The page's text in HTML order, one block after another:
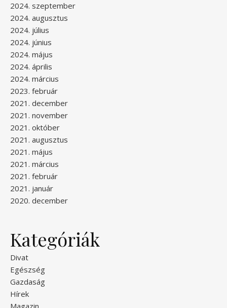
2024. szeptember
2024. augusztus
2024. július
2024. június
2024. május
2024. április
2024. március
2023. február
2021. december
2021. november
2021. október
2021. augusztus
2021. május
2021. március
2021. február
2021. január
2020. december
Kategóriák
Divat
Egészség
Gazdaság
Hírek
Magazin